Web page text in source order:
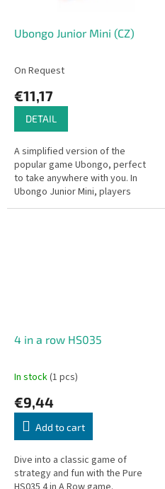
Ubongo Junior Mini (CZ)
On Request
€11,17
DETAIL
A simplified version of the
popular game Ubongo, perfect
to take anywhere with you. In
Ubongo Junior Mini, players
race to place animal-shaped
4 in a row HS035
In stock(1 pcs)
€9,44
Add to cart
Dive into a classic game of
strategy and fun with the Pure